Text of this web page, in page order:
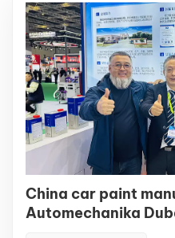
China car paint
Automechanika